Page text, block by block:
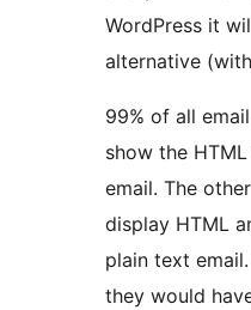
WordPress it
alternative
99% of all
show the
email. The
display HTML
plain text
they would